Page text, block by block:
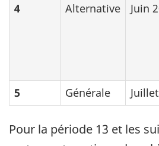
4
Alternative Juin
5
Générale
Pour la période 13 et les